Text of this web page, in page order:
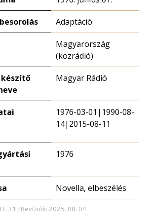
Adaptáció
Magyarország
(közrádió)
Magyar Rádió
1976-03-01|1990-08-
14|2015-08-11
1976
Novella, elbeszélés
31.; Revíziók: 2025. 08. 04.